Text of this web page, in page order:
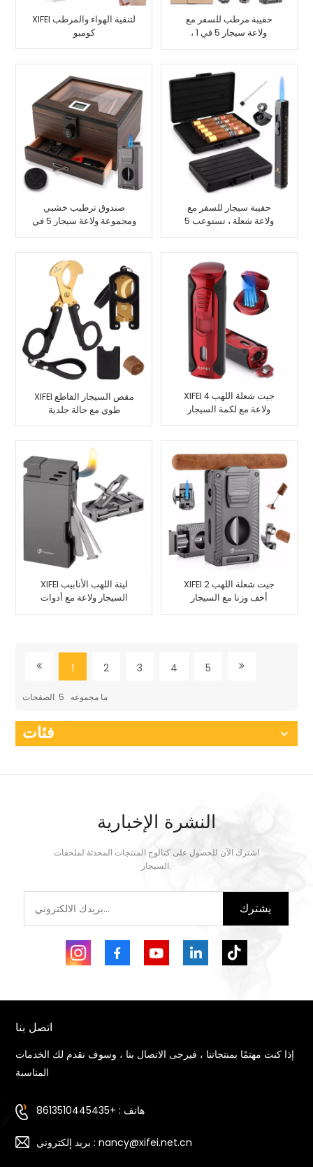
XIFEI لتنقية الهواء والمرطب
كومبو
حقيبة مرطب للسفر مع
ولاعة سيجار 5 في 1 ،
صندوق ترطيب خشبي
ومجموعة ولاعة سيجار 5 في
حقيبة سيجار للسفر مع
ولاعة شعلة ، تستوعب 5
XIFEI مقص السيجار القاطع
طوي مع حالة جلدية
XIFEI 4 جيت شعلة اللهب
ولاعة مع لكمة السيجار
XIFEI لينة اللهب الأنابيب
السيجار ولاعة مع أدوات
XIFEI 2 جيت شعلة اللهب
أخف وزنا مع السيجار
1 2 3 4 5
ما مجموعه 5 الصفحات
فئات
النشرة الإخبارية
اشترك الآن للحصول على كتالوج المنتجات المحدثة لملحقات
السيجار.
يشترك
اتصل بنا
إذا كنت مهتمًا بمنتجاتنا ، فيرجى الاتصال بنا ، وسوف نقدم لك الخدمات
المناسبة
هاتف : +8613510445435
بريد إلكتروني : nancy@xifei.net.cn